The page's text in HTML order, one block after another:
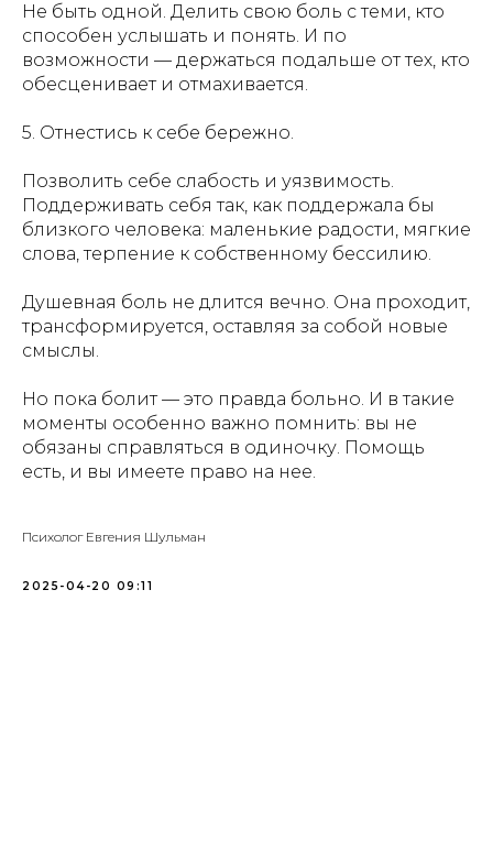
Не быть одной. Делить свою боль с теми, кто
способен услышать и понять. И по
возможности — держаться подальше от тех, кто
обесценивает и отмахивается.
5. Отнестись к себе бережно.
Позволить себе слабость и уязвимость.
Поддерживать себя так, как поддержала бы
близкого человека: маленькие радости, мягкие
слова, терпение к собственному бессилию.
Душевная боль не длится вечно. Она проходит,
трансформируется, оставляя за собой новые
смыслы.
Но пока болит — это правда больно. И в такие
моменты особенно важно помнить: вы не
обязаны справляться в одиночку. Помощь
есть, и вы имеете право на нее.
Психолог Евгения Шульман
2025-04-20 09:11